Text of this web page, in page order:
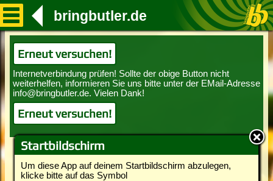
Startbildschirm
Um diese App auf deinem Startbildschirm abzulegen,
klicke bitte auf das Symbol
bringbutler.de
Erneut versuchen!
Erneut versuchen!